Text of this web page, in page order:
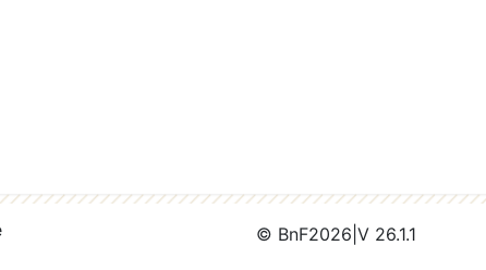
© BnF2026 V 26.1.1